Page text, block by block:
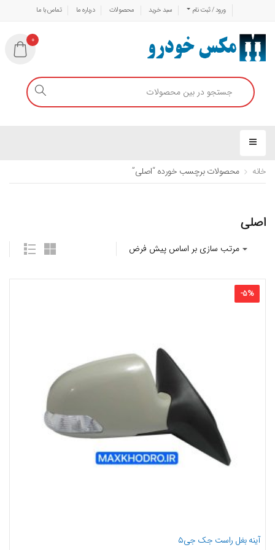
ورود / ثبت نام سبد خرید محصولات درباره ما تماس با ما
0
خانه محصولات برچسب خورده “اصلی”
اصلی
-5%
آینه بغل راست جک جی۵